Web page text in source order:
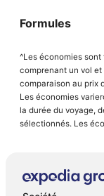
Formules
^Les économies
comprenant un vol
comparaison au prix
Les économies
la durée du voyage,
sélectionnés. Les